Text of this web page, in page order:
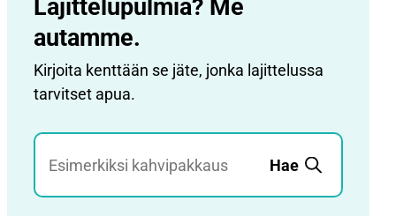
Lajittelupulmia? Me
autamme.
Kirjoita kenttään se jäte, jonka lajittelussa
tarvitset apua.
Jätehaku
Hae